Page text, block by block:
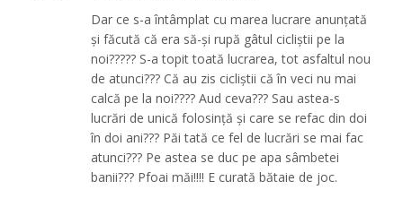
Dar ce s-a întâmplat cu marea lucrare anunțată
și făcută că era să-și rupă gâtul cicliștii pe la
noi????? S-a topit toată lucrarea, tot asfaltul nou
de atunci??? Că au zis cicliștii că în veci nu mai
calcă pe la noi???? Aud ceva??? Sau astea-s
lucrări de unică folosință și care se refac din doi
în doi ani??? Păi tată ce fel de lucrări se mai fac
atunci??? Pe astea se duc pe apa sâmbetei
banii??? Pfoai măi!!!! E curată bătaie de joc.